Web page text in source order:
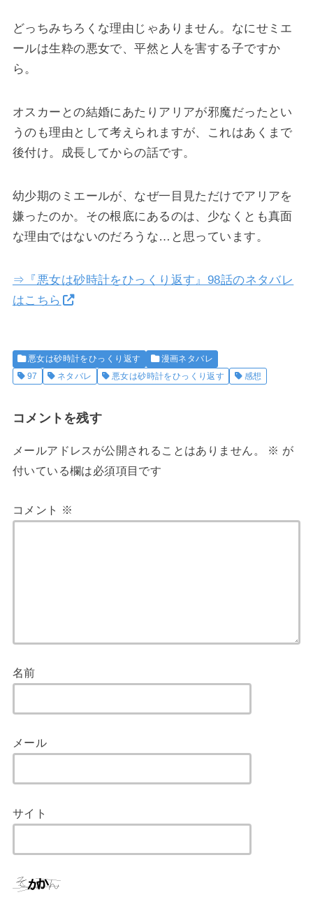
どっちみちろくな理由じゃありません。なにせミエ
ールは生粋の悪女で、平然と人を害する子ですか
ら。
オスカーとの結婚にあたりアリアが邪魔だったとい
うのも理由として考えられますが、これはあくまで
後付け。成長してからの話です。
幼少期のミエールが、なぜ一目見ただけでアリアを
嫌ったのか。その根底にあるのは、少なくとも真面
な理由ではないのだろうな…と思っています。
⇒『悪女は砂時計をひっくり返す』98話のネタバレ
はこちら
悪女は砂時計をひっくり返す
漫画ネタバレ
97
ネタバレ 悪女は砂時計をひっくり返す 感想
コメントを残す
メールアドレスが公開されることはありません。 ※ が
付いている欄は必須項目です
コメント ※
名前
メール
サイト